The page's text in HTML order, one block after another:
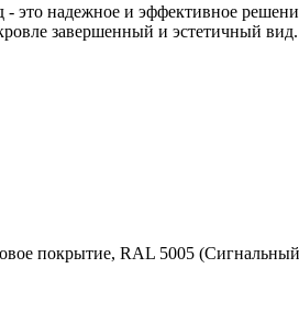
это надежное и эффективное
завершенный и эстетичный вид.
покрытие, RAL 5005